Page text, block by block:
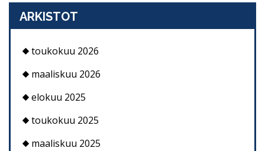
ARKISTOT
toukokuu 2026
maaliskuu 2026
elokuu 2025
toukokuu 2025
maaliskuu 2025